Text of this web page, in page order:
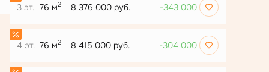
3 эт. 76 м2 8 376 000 руб. -343 000
4 эт. 76 м2 8 415 000 руб. -304 000